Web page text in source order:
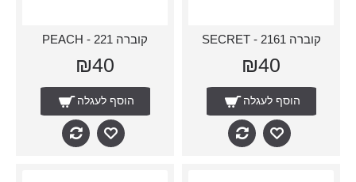
קוברה 2161 - SECRET
₪40
הוסף לעגלה
קוברה 221 - PEACH
₪40
הוסף לעגלה